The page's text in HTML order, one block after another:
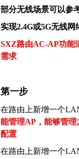
部分无线场景可以参
实现2.4G或5G无线
SXZ路由AC-AP功能
需求
第一步
在路由上新增一个
能管理AP，能够管
配置
在路由上新增一个